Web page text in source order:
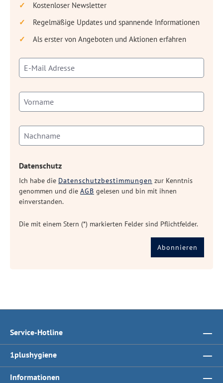
Kostenloser Newsletter
Regelmäßige Updates und spannende Informationen
Als erster von Angeboten und Aktionen erfahren
Datenschutz
Ich habe die Datenschutzbestimmungen zur Kenntnis
genommen und die AGB gelesen und bin mit ihnen
einverstanden.
Die mit einem Stern (*) markierten Felder sind Pflichtfelder.
Abonnieren
Service-Hotline
1plushygiene
Informationen